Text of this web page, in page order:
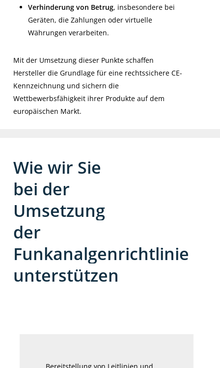
Verhinderung von Betrug, insbesondere bei
Geräten, die Zahlungen oder virtuelle
Währungen verarbeiten.
Mit der Umsetzung dieser Punkte schaffen
Hersteller die Grundlage für eine rechtssichere CE-
Kennzeichnung und sichern die
Wettbewerbsfähigkeit ihrer Produkte auf dem
europäischen Markt.
Wie wir Sie
bei der
Umsetzung
der
Funkanalgenrichtlinie
unterstützen